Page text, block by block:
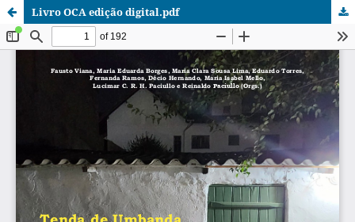
Livro OCA edição digital.pdf